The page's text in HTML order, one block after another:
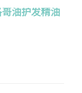
油护发精油